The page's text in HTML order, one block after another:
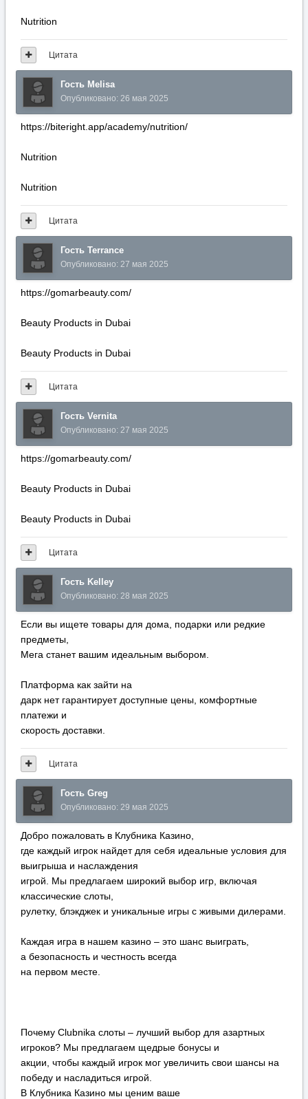
Nutrition
Цитата
Гость Melisa
Опубликовано: 26 мая 2025
https://biteright.app/academy/nutrition/
Nutrition
Nutrition
Цитата
Гость Terrance
Опубликовано: 27 мая 2025
https://gomarbeauty.com/
Beauty Products in Dubai
Beauty Products in Dubai
Цитата
Гость Vernita
Опубликовано: 27 мая 2025
https://gomarbeauty.com/
Beauty Products in Dubai
Beauty Products in Dubai
Цитата
Гость Kelley
Опубликовано: 28 мая 2025
Если вы ищете товары для дома, подарки или редкие
предметы,
Мега станет вашим идеальным выбором.
Платформа как зайти на
дарк нет гарантирует доступные цены, комфортные
платежи и
скорость доставки.
Цитата
Гость Greg
Опубликовано: 29 мая 2025
Добро пожаловать в Клубника Казино,
где каждый игрок найдет для себя идеальные условия для
выигрыша и наслаждения
игрой. Мы предлагаем широкий выбор игр, включая
классические слоты,
рулетку, блэкджек и уникальные игры с живыми дилерами.
Каждая игра в нашем казино – это шанс выиграть,
а безопасность и честность всегда
на первом месте.
Почему Clubnika слоты – лучший выбор для азартных
игроков? Мы предлагаем щедрые бонусы и
акции, чтобы каждый игрок мог увеличить свои шансы на
победу и насладиться игрой.
В Клубника Казино мы ценим ваше